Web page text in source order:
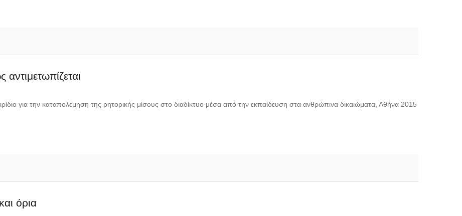
για την καταπολέμηση της ρητορικής μίσους στο διαδίκτυο μέσα από την εκπαίδευση στα ανθρώπινα δικαιώματα, Αθήνα 2015
όρια